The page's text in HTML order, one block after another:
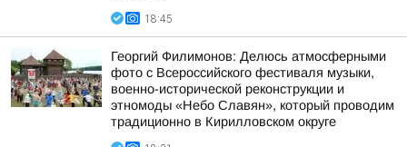
18:45
Георгий Филимонов: Делюсь атмосферными
фото с Всероссийского фестиваля музыки,
военно-исторической реконструкции и
этномоды «Небо Славян», который проводим
традиционно в Кирилловском округе